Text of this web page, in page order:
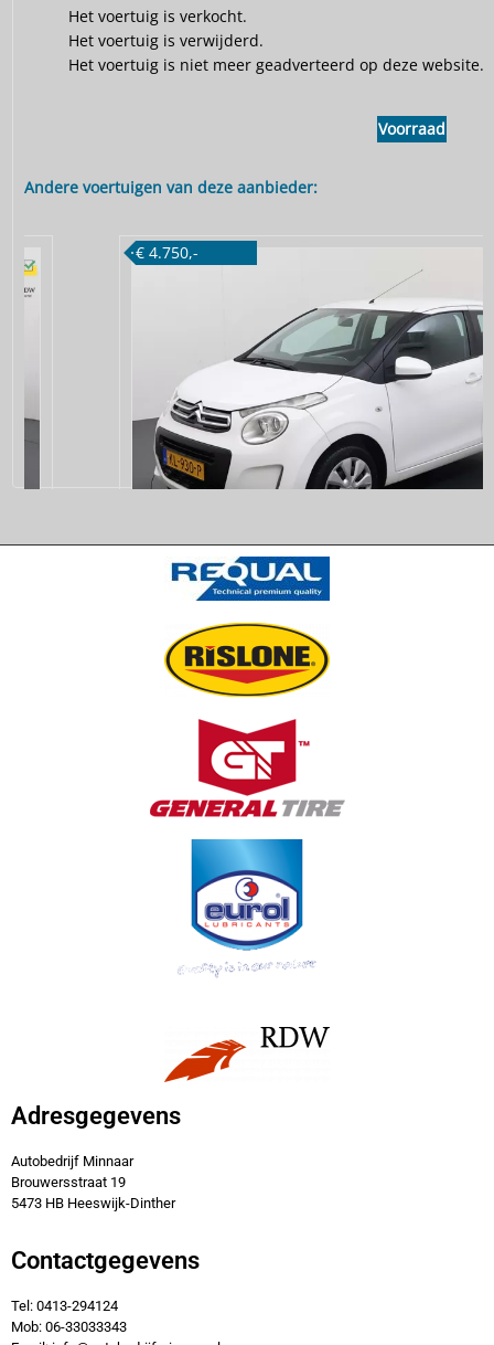
Het voertuig is verkocht.
Het voertuig is verwijderd.
Het voertuig is niet meer geadverteerd op deze website.
Voorraad
Andere voertuigen van deze aanbieder:
€ 4.750,-
1.0 e-VTi Feel
CITROËN
1.2 PureT AirS Shine | Cabriotop | Cruisecontrol | Airco
Adresgegevens
Autobedrijf Minnaar
Brouwersstraat 19
5473 HB Heeswijk-Dinther
Contactgegevens
Tel: 0413-294124
Mob: 06-33033343